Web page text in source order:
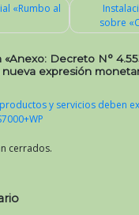
«Rumbo al
sobre
«Anexo: Decreto N°
expresión
y servicios deben
cerrados.